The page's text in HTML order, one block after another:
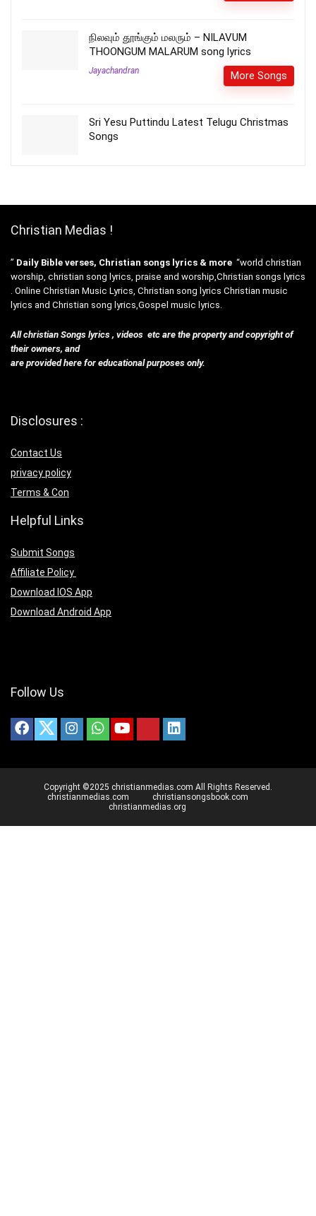
நிலவும் தூங்கும் மலரும் – NILAVUM
THOONGUM MALARUM song lyrics
Jayachandran More Songs
Sri Yesu Puttindu Latest Telugu Christmas
Songs
Christian Medias !
” Daily Bible verses, Christian songs lyrics & more “world christian
worship, christian song lyrics, praise and worship,Christian songs lyrics
. Online Christian Music Lyrics, Christian song lyrics Christian music
lyrics and Christian song lyrics,Gospel music lyrics.
All christian Songs lyrics , videos etc are the property and copyright of
their owners, and
are provided here for educational purposes only.
Disclosures :
Contact Us
privacy policy
Terms & Con
Helpful Links
Submit Songs
Affiliate Policy
Download IOS App
Download Android App
Follow Us
Copyright ©2025 christianmedias.com All Rights Reserved.
christianmedias.com
christiansongsbook.com
christianmedias.org